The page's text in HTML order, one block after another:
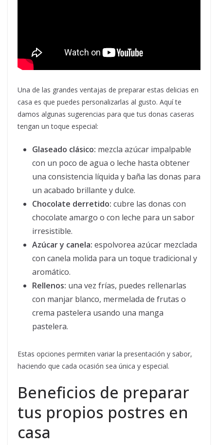
Una de las grandes ventajas de preparar estas delicias en
casa es que puedes personalizarlas al gusto. Aquí te
damos algunas sugerencias para que tus donas caseras
tengan un toque especial:
Glaseado clásico: mezcla azúcar impalpable
con un poco de agua o leche hasta obtener
una consistencia líquida y baña las donas para
un acabado brillante y dulce.
Chocolate derretido: cubre las donas con
chocolate amargo o con leche para un sabor
irresistible.
Azúcar y canela: espolvorea azúcar mezclada
con canela molida para un toque tradicional y
aromático.
Rellenos: una vez frías, puedes rellenarlas
con manjar blanco, mermelada de frutas o
crema pastelera usando una manga
pastelera.
Estas opciones permiten variar la presentación y sabor,
haciendo que cada ocasión sea única y especial.
Beneficios de preparar
tus propios postres en
casa